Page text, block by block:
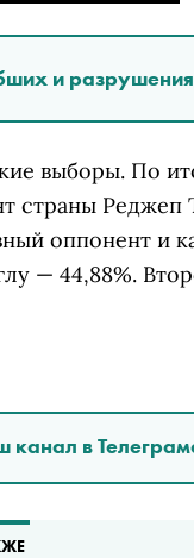
и
выборы. По
страны Реджеп
оппонент и
— 44,88%.
канал в